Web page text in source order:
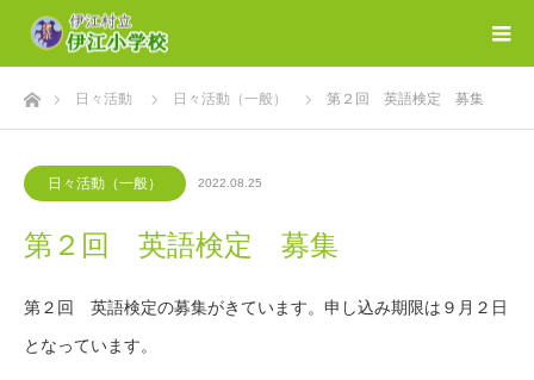
ホーム日々活動 日々活動（一般） 第２回 英語検定 募集
日々活動（一般） 2022.08.25
第２回 英語検定 募集
第２回 英語検定の募集がきています。申し込み期限は９月２日
となっています。